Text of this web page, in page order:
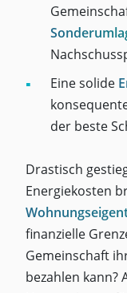
Eine solide
der beste
Drastisch
Energiekosten
finanzielle
Gemeinschaft
bezahlen kann?